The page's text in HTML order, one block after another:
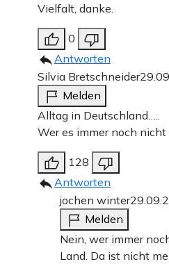
Vielfalt, danke.
0
Antworten
Silvia Bretschneider
Melden
Alltag in Deutschland…..
Wer es immer noch
128
Antworten
jochen winter
Melden
Nein, wer immer
Land. Da ist nicht